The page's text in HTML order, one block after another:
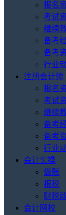
报名
考试
继续
备考
备考
行业
注册会计师
报名
考试
继续
备考
备考
行业
会计实操
做账
报税
财税
会计网校
中级会计报名信
阶段1：报名期内
这是修改信息最
目、工作单位、
自主修改，若此
阶段2：报名期内